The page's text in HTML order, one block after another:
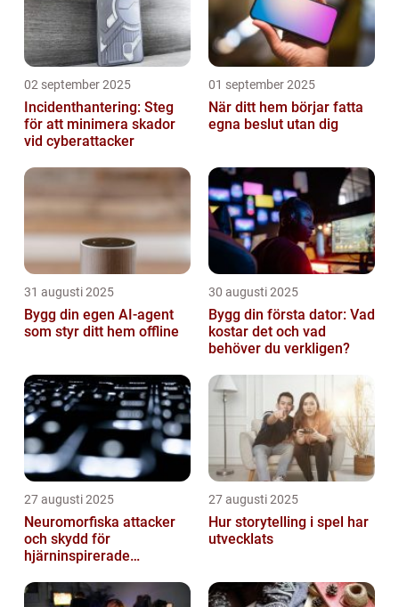
02 september 2025
Incidenthantering: Steg
för att minimera skador
vid cyberattacker
01 september 2025
När ditt hem börjar fatta
egna beslut utan dig
31 augusti 2025
Bygg din egen AI-agent
som styr ditt hem offline
30 augusti 2025
Bygg din första dator: Vad
kostar det och vad
behöver du verkligen?
27 augusti 2025
Neuromorfiska attacker
och skydd för
hjärninspirerade
27 augusti 2025
Hur storytelling i spel har
utvecklats